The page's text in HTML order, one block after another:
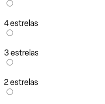
4 estrelas
3 estrelas
2 estrelas